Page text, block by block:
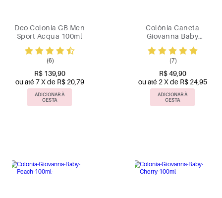
Deo Colonia GB Men
Sport Acqua 100ml
(6)
R$ 139,90
ou até 7 X de R$ 20,79
ADICIONAR À
CESTA
Colônia Caneta
Giovanna Baby
(7)
R$ 49,90
ou até 2 X de R$ 24,95
ADICIONAR À
CESTA